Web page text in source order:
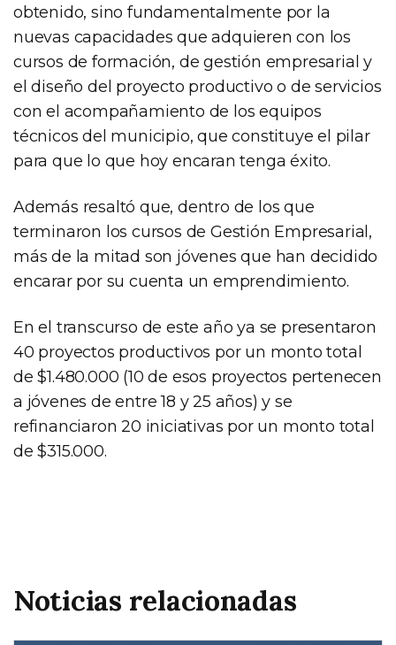
obtenido, sino fundamentalmente por la
nuevas capacidades que adquieren con los
cursos de formación, de gestión empresarial y
el diseño del proyecto productivo o de servicios
con el acompañamiento de los equipos
técnicos del municipio, que constituye el pilar
para que lo que hoy encaran tenga éxito.
Además resaltó que, dentro de los que
terminaron los cursos de Gestión Empresarial,
más de la mitad son jóvenes que han decidido
encarar por su cuenta un emprendimiento.
En el transcurso de este año ya se presentaron
40 proyectos productivos por un monto total
de $1.480.000 (10 de esos proyectos pertenecen
a jóvenes de entre 18 y 25 años) y se
refinanciaron 20 iniciativas por un monto total
de $315.000.
Noticias relacionadas